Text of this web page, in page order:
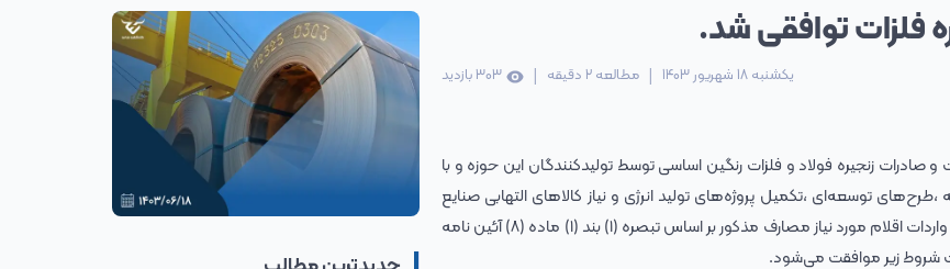
فلزات توافقی شد.
یکشنبه 18 شهریور 1403 | مطالعه 2 دقیقه |
303بازدید
صادرات زنجیره فولاد و فلزات رنگین اساسی توسط تولیدکنندگان این حوزه و با
توسعه‌ای ،تکمیل پروژه‌های تولید انرژی و نیاز کالاهای التهابی صنایع
فلزی با امکان استفاده از ارز حاصل از صادرات جهت واردات اقلام مورد نیاز مصارف مذکور بر اساس تبصره (۱) بند (۱) ماده (۸) آئین نامه